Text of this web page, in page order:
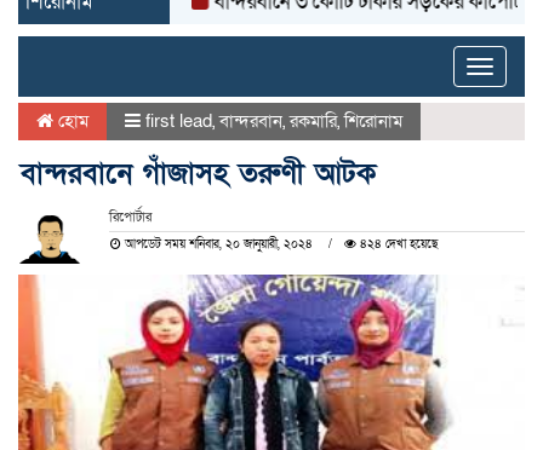
Toggle
হোম first lead,বান্দরবান,রকমারি,শিরোনাম
বান্দরবানে গাঁজাসহ তরুণী আটক
রিপোর্টার
আপডেট সময় শনিবার, ২০ জানুয়ারী, ২০২৪ ৪২৪ দেখা হয়েছে